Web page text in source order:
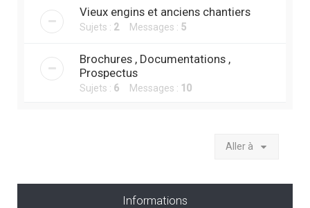
Vieux engins et anciens chantiers
Sujets : 2Messages : 5
Brochures , Documentations ,
Prospectus
Sujets : 6 Messages : 10
Aller à
Informations